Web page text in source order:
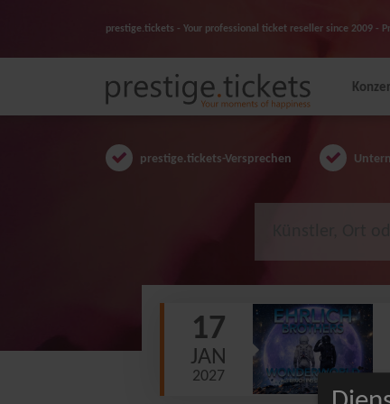
prestige.tickets - Your professional ticket reseller since 2009 -
prestige.tickets-Versprechen
17
JAN
2027